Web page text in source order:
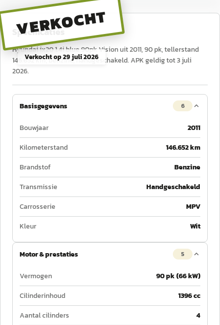
VERKOCHT
Verkocht op29 juli 2026
Specificaties
Hyundai ix20 1.4i blue 90pk Vision uit 2011, 90 pk, tellerstand
146.652 km, benzine, handgeschakeld. APK geldig tot 3 juli
2026.
Basisgegevens 6
Bouwjaar
2011
Kilometerstand
146.652 km
Brandstof
Benzine
Transmissie
Handgeschakeld
Carrosserie
MPV
Kleur
Wit
Motor & prestaties 5
Vermogen
90 pk (66 kW)
Cilinderinhoud
1396 cc
Aantal cilinders
4